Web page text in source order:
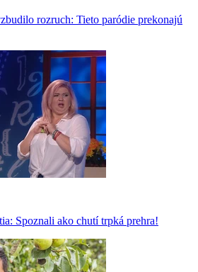
rozruch: Tieto paródie prekonajú
Spoznali ako chutí trpká prehra!